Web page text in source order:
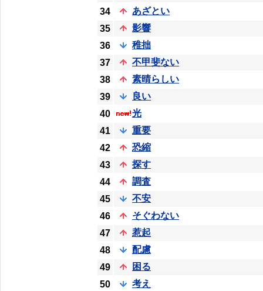
34
あざとい
35
影響
36
稚拙
37
不甲斐ない
38
素晴らしい
39
良い
40
光
41
重要
42
恐縮
43
探す
44
調査
45
不安
46
そぐわない
47
惹起
48
配慮
49
困る
50
考え